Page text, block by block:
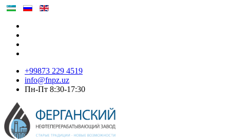
+99873 229 4519
info@fnpz.uz
Пн-Пт 8:30-17:30